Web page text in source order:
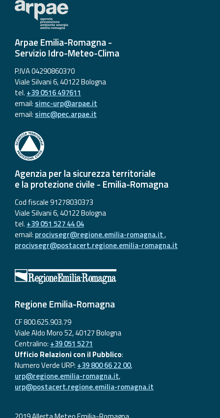
Arpae Emilia-Romagna -
Servizio Idro-Meteo-Clima
P.IVA 04290860370
Viale Silvani 6, 40122 Bologna
tel. +39 0516 497611
email: simc-urp@arpae.it
email: simc@pec.arpae.it
Agenzia per la sicurezza territoriale
e la protezione civile - Emilia-Romagna
Cod fiscale 91278030373
Viale Silvani 6, 40122 Bologna
tel. +39 051 527 44 04
email: procivsegr@regione.emilia-romagna.it,
procivsegr@postacert.regione.emilia-romagna.it
Regione Emilia-Romagna
CF 800.625.903.79
Viale Aldo Moro 52, 40127 Bologna
Centralino: +39 051 5271
Ufficio Relazioni con il Pubblico:
Numero Verde URP: +39 800 66 22 00,
urp@regione.emilia-romagna.it,
urp@postacert.regione.emilia-romagna.it